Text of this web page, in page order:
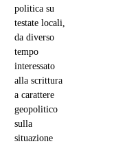
politica su
testate locali,
da diverso
tempo
interessato
alla scrittura
a carattere
geopolitico
sulla
situazione